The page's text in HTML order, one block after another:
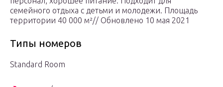
семейного отдыха с детьми и молодежи. Площадь
территории 40 000 м²// Обновлено 10 мая 2021
Типы номеров
Standard Room